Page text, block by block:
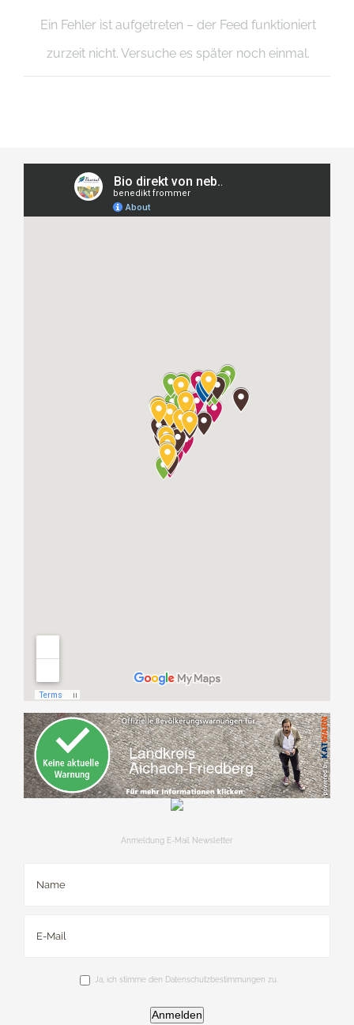
Ein Fehler ist aufgetreten – der Feed funktioniert
zurzeit nicht. Versuche es später noch einmal.
Anmeldung E-Mail Newsletter
Ja, ich stimme den Datenschutzbestimmungen zu.
Anmelden